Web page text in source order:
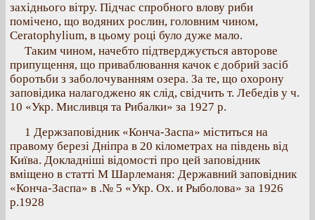
західнього вітру. Підчас спробного влову риби
помічено, що водяних рослин, головним чином,
Ceratophylium, в цьому році було дуже мало.
Таким чином, начебто підтверджується авторове
припущення, що приваблювання качок є добрий засіб
боротьби з заболочуванням озера. За те, що охорону
заповідика налагоджено як слід, свідчить т. Лебедів у ч.
10 «Укр. Мисливця та Рибалки» за 1927 р.
1 Держзаповідник «Конча‐Заспа» міститься на
правому березі Дніпра в 20 кілометрах на південь від
Київа. Докладніші відомості про цей заповідник
вміщено в статті М Шарлеманя: Державний заповідник
«Конча‐Заспа» в .№ 5 «Укр. Ох. и Рыболова» за 1926
р.1928